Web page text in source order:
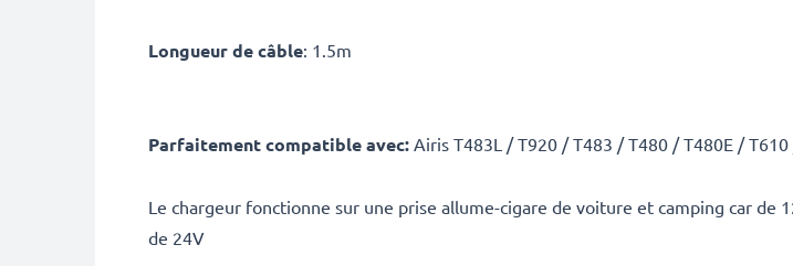
Longueur de câble: 1.5m
Parfaitement compatible avec: Airis T483L / T920 / T483 / T480 / T480E /
Le chargeur fonctionne sur une prise allume-cigare de voiture et camping car
de 24V